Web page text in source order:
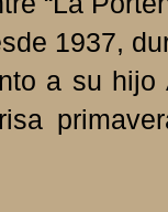
1937,
a su